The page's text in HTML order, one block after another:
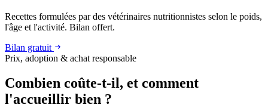
Recettes formulées par des vétérinaires nutritionnistes selon le poids,
l'âge et l'activité. Bilan offert.
Bilan gratuit
Prix, adoption & achat responsable
Combien coûte-t-il, et comment
l'accueillir bien ?